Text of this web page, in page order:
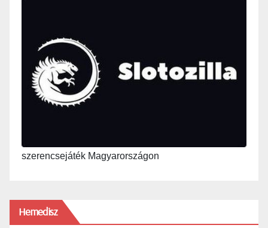
szerencsejáték Magyarországon
Hemedisz